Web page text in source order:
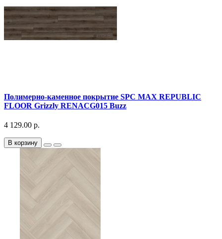
Полимерно-каменное покрытие SPC MAX REPUBLIC
FLOOR Grizzly RENACG015 Buzz
4 129.00 р.
В корзину